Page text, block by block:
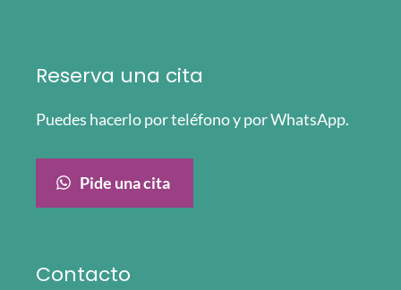
Reserva una cita
Puedes hacerlo por teléfono y por WhatsApp.
Pide una cita
Contacto